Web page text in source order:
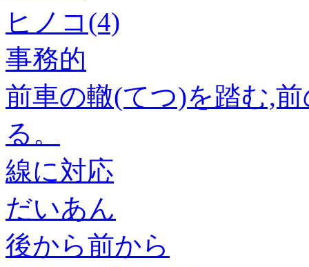
ヒノコ(4)
事務的
前車の轍(てつ)を踏む,
る。
線に対応
だいあん
後から前から